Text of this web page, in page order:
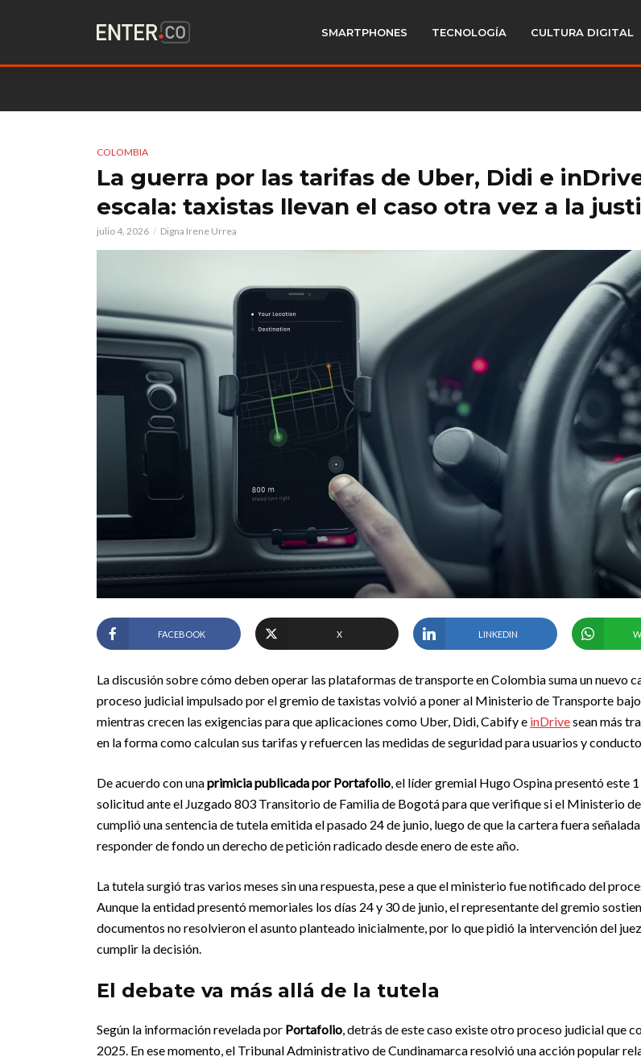
SMARTPHONES TECNOLOGÍA CULTURA DIGITAL
COLOMBIA
La guerra por las tarifas de Uber, Didi e
escala: taxistas llevan el caso otra vez a la
julio 4, 2026 Digna Irene Urrea
FACEBOOK X LINKEDIN
La discusión sobre cómo deben operar las plataformas de transporte en Colombia suma un nuevo
proceso judicial impulsado por el gremio de taxistas volvió a poner al Ministerio de Transporte
mientras crecen las exigencias para que aplicaciones como Uber, Didi, Cabify e inDrivesean más
en la forma como calculan sus tarifas y refuercen las medidas de seguridad para usuarios y
De acuerdo con unaprimicia publicada por Portafolio, el líder gremial Hugo Ospina presentó este
solicitud ante el Juzgado 803 Transitorio de Familia de Bogotá para que verifique si el Ministerio
cumplió una sentencia de tutela emitida el pasado 24 de junio, luego de que la cartera fuera
responder de fondo un derecho de petición radicado desde enero de este año.
La tutela surgió tras varios meses sin una respuesta, pese a que el ministerio fue notificado del
Aunque la entidad presentó memoriales los días 24 y 30 de junio, el representante del gremio
documentos no resolvieron el asunto planteado inicialmente, por lo que pidió la intervención del
cumplir la decisión.
El debate va más allá de la tutela
Según la información revelada por Portafolio, detrás de este caso existe otro proceso judicial que
2025. En ese momento, el Tribunal Administrativo de Cundinamarca resolvió una acción popular